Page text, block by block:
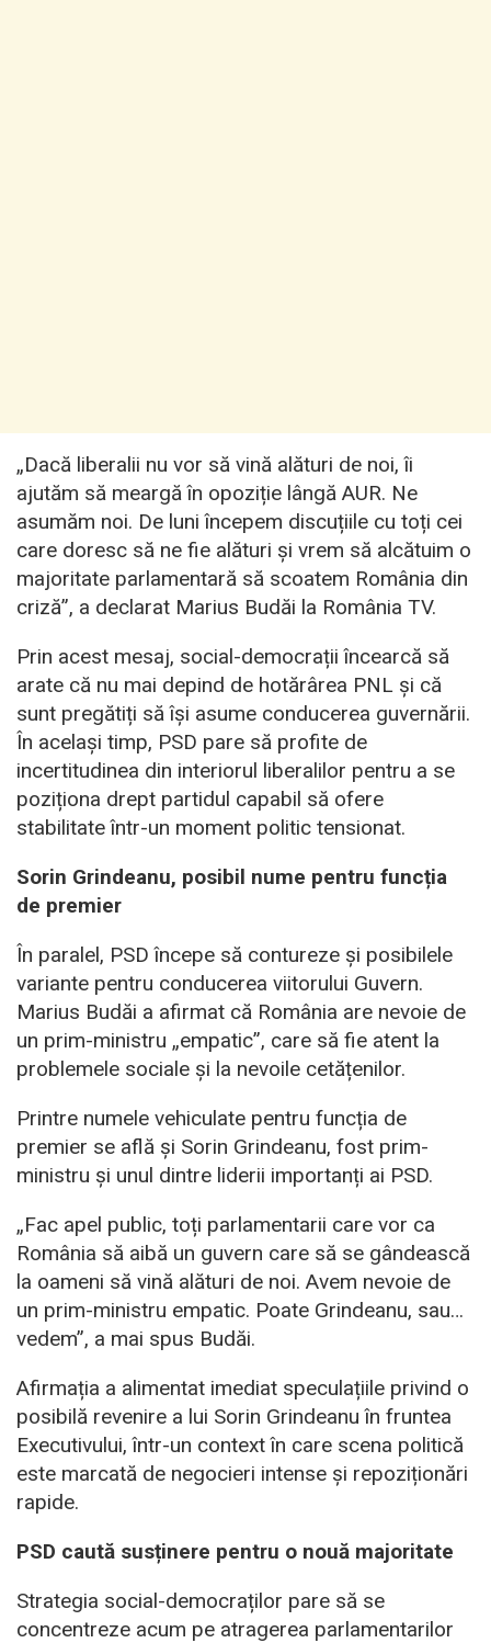
„Dacă liberalii nu vor să vină alături de noi, îi
ajutăm să meargă în opoziție lângă AUR. Ne
asumăm noi. De luni începem discuțiile cu toți cei
care doresc să ne fie alături și vrem să alcătuim o
majoritate parlamentară să scoatem România din
criză”, a declarat Marius Budăi la România TV.
Prin acest mesaj, social-democrații încearcă să
arate că nu mai depind de hotărârea PNL și că
sunt pregătiți să își asume conducerea guvernării.
În același timp, PSD pare să profite de
incertitudinea din interiorul liberalilor pentru a se
poziționa drept partidul capabil să ofere
stabilitate într-un moment politic tensionat.
Sorin Grindeanu, posibil nume pentru funcția
de premier
În paralel, PSD începe să contureze și posibilele
variante pentru conducerea viitorului Guvern.
Marius Budăi a afirmat că România are nevoie de
un prim-ministru „empatic”, care să fie atent la
problemele sociale și la nevoile cetățenilor.
Printre numele vehiculate pentru funcția de
premier se află și Sorin Grindeanu, fost prim-
ministru și unul dintre liderii importanți ai PSD.
„Fac apel public, toți parlamentarii care vor ca
România să aibă un guvern care să se gândească
la oameni să vină alături de noi. Avem nevoie de
un prim-ministru empatic. Poate Grindeanu, sau…
vedem”, a mai spus Budăi.
Afirmația a alimentat imediat speculațiile privind o
posibilă revenire a lui Sorin Grindeanu în fruntea
Executivului, într-un context în care scena politică
este marcată de negocieri intense și repoziționări
rapide.
PSD caută susținere pentru o nouă majoritate
Strategia social-democraților pare să se
concentreze acum pe atragerea parlamentarilor